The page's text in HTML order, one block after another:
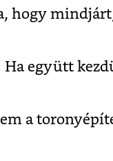
hogy
Ha együtt
a